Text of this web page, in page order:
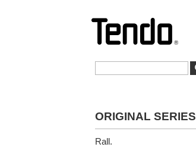
ORIGINAL SERIES
Rall.